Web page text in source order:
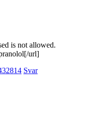
is not allowed.
url]
Svar